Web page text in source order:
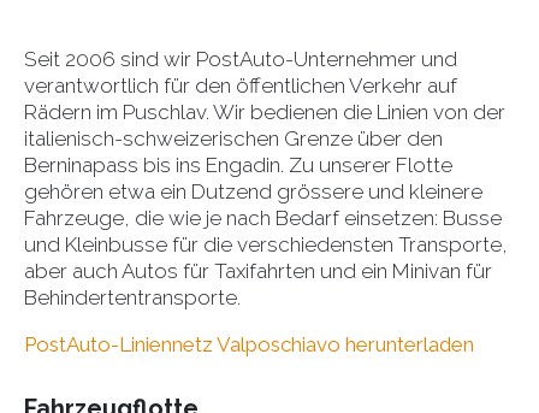
Seit 2006 sind wir PostAuto-Unternehmer und
verantwortlich für den öffentlichen Verkehr auf
Rädern im Puschlav. Wir bedienen die Linien von der
italienisch-schweizerischen Grenze über den
Berninapass bis ins Engadin. Zu unserer Flotte
gehören etwa ein Dutzend grössere und kleinere
Fahrzeuge, die wie je nach Bedarf einsetzen: Busse
und Kleinbusse für die verschiedensten Transporte,
aber auch Autos für Taxifahrten und ein Minivan für
Behindertentransporte.
PostAuto-Liniennetz Valposchiavo herunterladen